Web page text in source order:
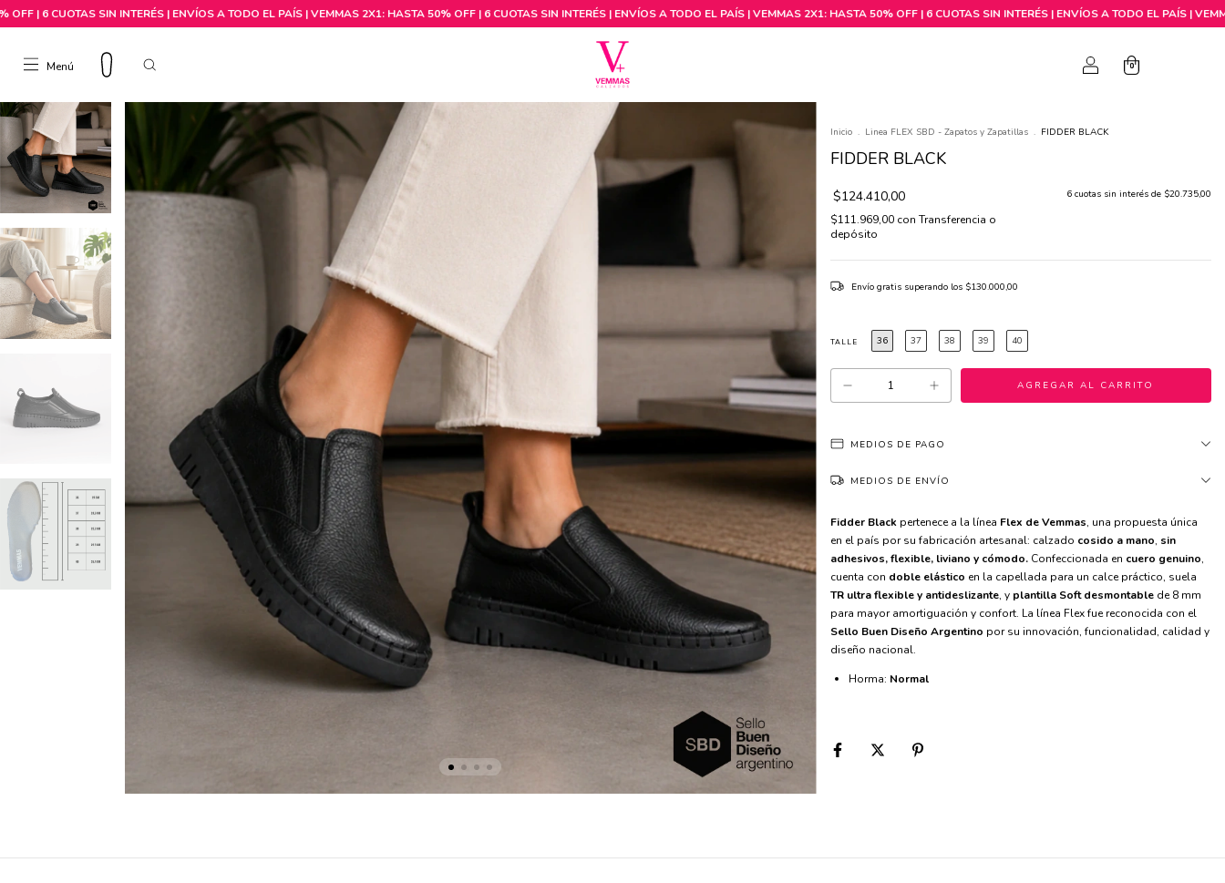
Menú Comprar por talle 0
0
Inicio . Linea FLEX SBD - Zapatos y Zapatillas . FIDDER BLACK
FIDDER BLACK
$124.410,00
$111.969,00 con Transferencia o
depósito
6 cuotas sin interés de $20.735,00
Envío gratis superando los $130.000,00
TALLE 36 37 38 39 40
MEDIOS DE PAGO
MEDIOS DE ENVÍO
Fidder Black pertenece a la línea Flex de Vemmas, una propuesta única
en el país por su fabricación artesanal: calzado cosido a mano, sin
adhesivos, flexible, liviano y cómodo. Confeccionada en cuero genuino,
cuenta con doble elástico en la capellada para un calce práctico, suela
TR ultra flexible y antideslizante, y plantilla Soft desmontable de 8 mm
Sello Buen Diseño Argentino por su innovación, funcionalidad, calidad y
diseño nacional.
Horma: Normal